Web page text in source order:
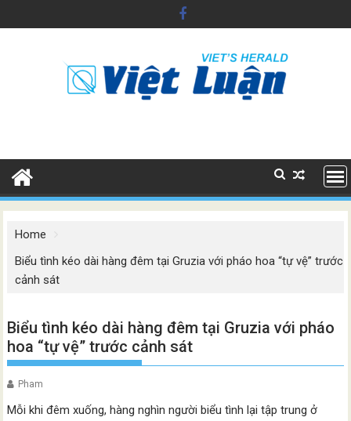
to
Home
Biểu tình kéo dài hàng đêm tại Gruzia với pháo hoa “tự vệ” trước
cảnh sát
Biểu tình kéo dài hàng đêm tại Gruzia với pháo
hoa “tự vệ” trước cảnh sát
Pham
Mỗi khi đêm xuống, hàng nghìn người biểu tình lại tập trung ở